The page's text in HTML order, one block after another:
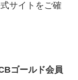
サイトをご確
ゴールド会員